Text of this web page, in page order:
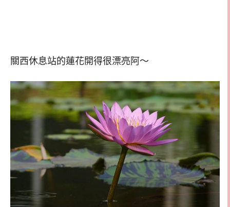
關西休息站的蓮花開得很漂亮阿～